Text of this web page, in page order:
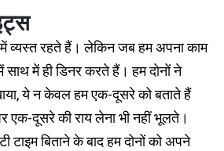
में व्‍यस्‍त रहते हैं। लेकिन जब हम अपना काम
में ही डिनर करते हैं। हम दोनों ने
ये न केवल हम एक-दूसरे को बताते हैं
एक-दूसरे की राय लेना भी नहीं भूलते।
टाइम बिताने के बाद हम दोनों को अपने